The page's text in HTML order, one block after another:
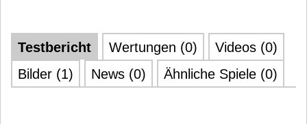
Testbericht Wertungen (0)
Videos (0)
Bilder (1)
News (0) Ähnliche Spiele (0)